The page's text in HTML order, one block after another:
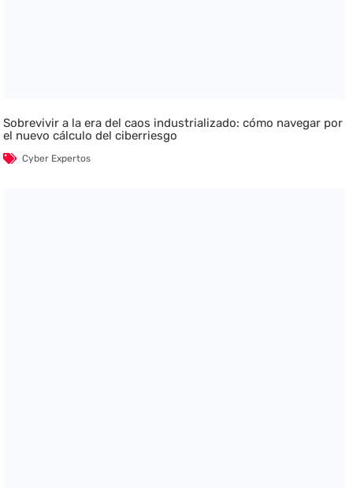
Sobrevivir a la era del caos industrializado: cómo navegar por
el nuevo cálculo del ciberriesgo
Cyber Expertos